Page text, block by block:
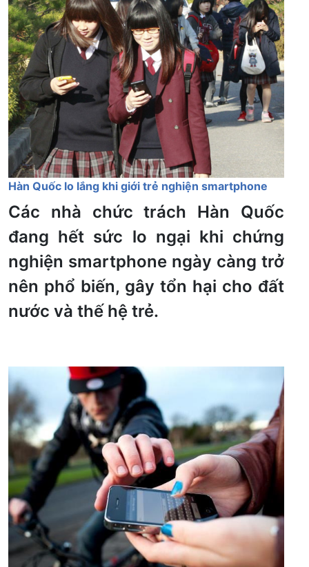
Hàn Quốc lo lắng khi giới trẻ nghiện smartphone
Các nhà chức trách Hàn Quốc
đang hết sức lo ngại khi chứng
nghiện smartphone ngày càng trở
nên phổ biến, gây tổn hại cho đất
nước và thế hệ trẻ.